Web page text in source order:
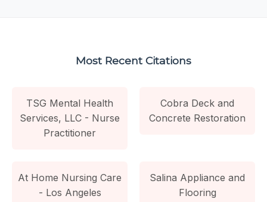
Most Recent Citations
TSG Mental Health
Services, LLC - Nurse
Practitioner
Cobra Deck and
Concrete Restoration
At Home Nursing Care
- Los Angeles
Salina Appliance and
Flooring